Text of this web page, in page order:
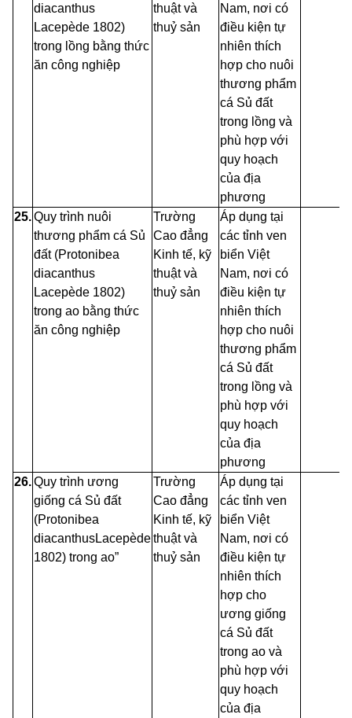
diacanthus
Lacepède 1802)
trong lồng bằng thức
ăn công nghiệp
thuật và
thuỷ sản
Nam, nơi có
điều kiện tự
nhiên thích
hợp cho nuôi
thương phẩm
cá Sủ đất
trong lồng và
phù hợp với
quy hoạch
của địa
phương
25.Quy trình nuôi
thương phẩm cá Sủ
đất (Protonibea
diacanthus
Lacepède 1802)
trong ao bằng thức
ăn công nghiệp
Trường
Cao đẳng
Kinh tế, kỹ
thuật và
thuỷ sản
Áp dụng tại
các tỉnh ven
biển Việt
Nam, nơi có
điều kiện tự
nhiên thích
hợp cho nuôi
thương phẩm
cá Sủ đất
trong lồng và
phù hợp với
quy hoạch
của địa
phương
26.Quy trình ương
giống cá Sủ đất
(Protonibea
diacanthusLacepède
1802) trong ao”
Trường
Cao đẳng
Kinh tế, kỹ
thuật và
thuỷ sản
Áp dụng tại
các tỉnh ven
biển Việt
Nam, nơi có
điều kiện tự
nhiên thích
hợp cho
ương giống
cá Sủ đất
trong ao và
phù hợp với
quy hoạch
của địa